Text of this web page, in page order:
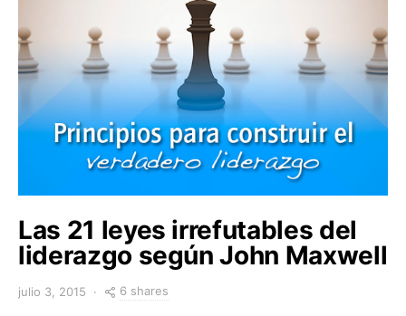
Las 21 leyes irrefutables del
liderazgo según John Maxwell
julio 3, 2015 6 shares